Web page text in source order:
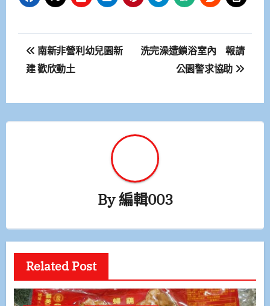
文
章
覽
南新非營利幼兒園新
建 歡欣動土
洗完澡遭鎖浴室內 報請
公園警求協助
By編輯003
Related Post